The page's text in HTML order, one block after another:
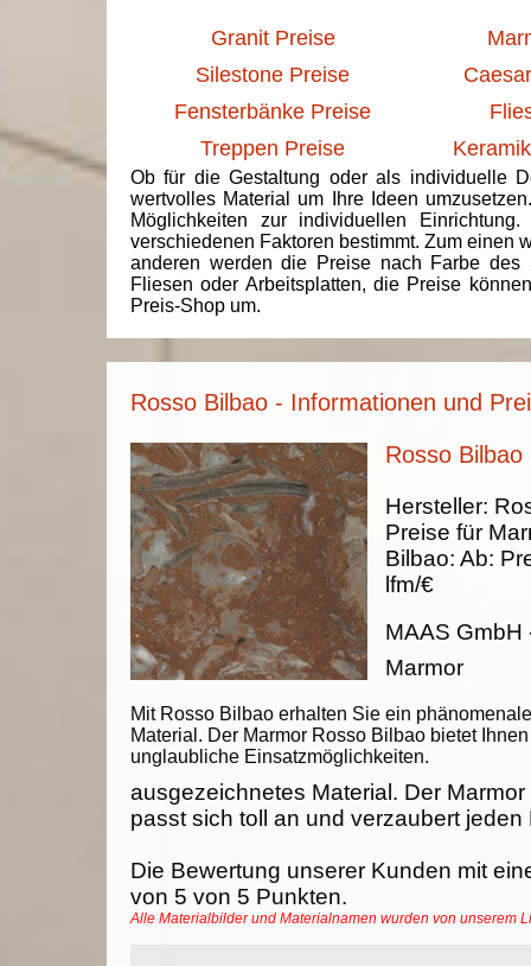
Granit Preise
Silestone Preise
Fensterbänke Preise
Treppen Preise
Ob für die Gestaltung oder als individuelle
wertvolles Material um Ihre Ideen
Möglichkeiten zur individuellen
verschiedenen Faktoren bestimmt. Zum einen
anderen werden die Preise nach Farbe des
Fliesen oder Arbeitsplatten, die Preise
Preis-Shop um.
Rosso Bilbao - Informationen und
Rosso
Mit Rosso Bilbao erhalten Sie ein
Material. Der Marmor Rosso Bilbao bietet Ihnen
unglaubliche Einsatzmöglichkeiten.
Hersteller:
Preise für
Bilbao: Ab:
lfm/€
MAAS GmbH
Marmor
ausgezeichnetes Material. Der
passt sich toll an und verzaubert jeden
Die Bewertung unserer Kunden mit
von 5 von 5 Punkten.
Alle Materialbilder und Materialnamen wurden von unserem